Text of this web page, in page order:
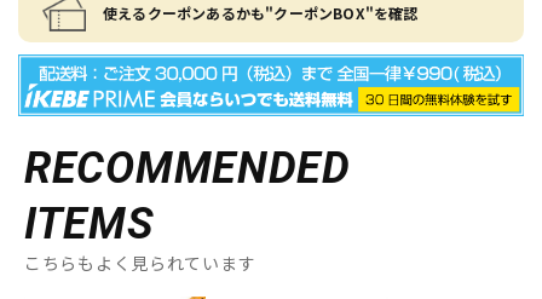
使えるクーポンあるかも"クーポンBOX"を確認
RECOMMENDED
ITEMS
こちらもよく見られています